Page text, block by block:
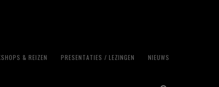
& REIZEN PRESENTATIES / LEZINGEN NIEUWS